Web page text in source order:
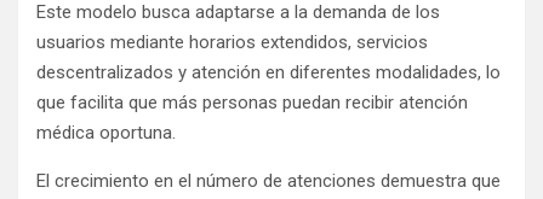
Este modelo busca adaptarse a la demanda de los
usuarios mediante horarios extendidos, servicios
descentralizados y atención en diferentes modalidades, lo
que facilita que más personas puedan recibir atención
médica oportuna.
El crecimiento en el número de atenciones demuestra que